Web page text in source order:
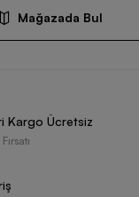
Mağazada Bul
Kargo Ücretsiz